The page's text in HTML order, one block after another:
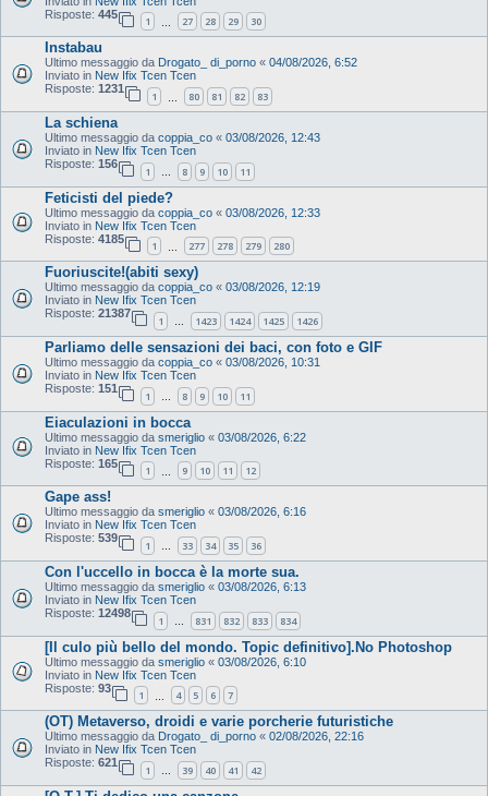
Risposte: 445
1 27 28 29 30
Instabau
Ultimo messaggio da Drogato_ di_porno « 04/08/2026, 6:52
Inviato in New Ifix Tcen Tcen
Risposte: 1231
1 80 81 82 83
La schiena
Ultimo messaggio da coppia_co « 03/08/2026, 12:43
Inviato in New Ifix Tcen Tcen
Risposte: 156
1 … 8 9 10 11
Feticisti del piede?
Ultimo messaggio da coppia_co « 03/08/2026, 12:33
Inviato in New Ifix Tcen Tcen
Risposte: 4185
1 277 278 279 280
Fuoriuscite!(abiti sexy)
Ultimo messaggio da coppia_co « 03/08/2026, 12:19
Inviato in New Ifix Tcen Tcen
Risposte: 21387
1 … 1423 1424 1425 1426
Parliamo delle sensazioni dei baci, con foto e GIF
Ultimo messaggio da coppia_co « 03/08/2026, 10:31
Inviato in New Ifix Tcen Tcen
Risposte: 151
1 … 8 9 10 11
Eiaculazioni in bocca
Ultimo messaggio da smeriglio « 03/08/2026, 6:22
Inviato in New Ifix Tcen Tcen
Risposte: 165
1 9 10 11 12
Gape ass!
Ultimo messaggio da smeriglio « 03/08/2026, 6:16
Inviato in New Ifix Tcen Tcen
Risposte: 539
1 … 33 34 35 36
Con l'uccello in bocca è la morte sua.
Ultimo messaggio da smeriglio « 03/08/2026, 6:13
Inviato in New Ifix Tcen Tcen
Risposte: 12498
1 … 831 832 833 834
[Il culo più bello del mondo. Topic definitivo].No Photoshop
Ultimo messaggio da smeriglio « 03/08/2026, 6:10
Inviato in New Ifix Tcen Tcen
Risposte: 93
1 4 5 6 7
(OT) Metaverso, droidi e varie porcherie futuristiche
Ultimo messaggio da Drogato_ di_porno « 02/08/2026, 22:16
Inviato in New Ifix Tcen Tcen
Risposte: 621
1 … 39 40 41 42